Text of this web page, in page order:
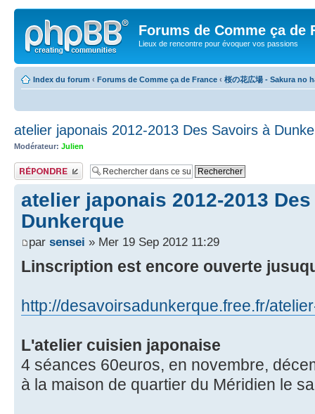
Forums de Comme ça de
Lieux de rencontre pour évoquer vos passions
Index du forum ‹ Forums de Comme ça de France ‹ 桜の花広場 - Sakura no
atelier japonais 2012-2013 Des Savoirs à
Modérateur: Julien
Publier une réponse
atelier japonais 2012-2013
Dunkerque
par sensei » Mer 19 Sep 2012 11:29
Linscription est encore ouverte
http://desavoirsadunkerque.free.fr/
L'atelier cuisien japonaise
4 séances 60euros, en novembre,
à la maison de quartier du Méridien le